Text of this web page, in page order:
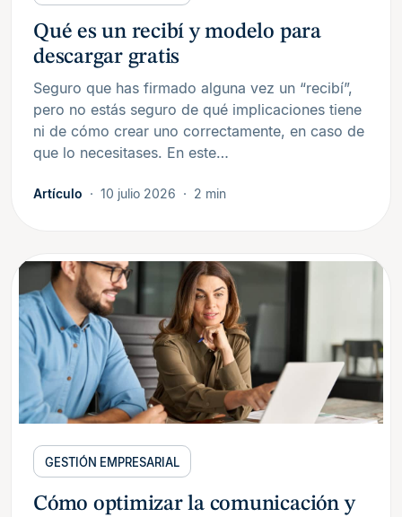
Qué es un recibí y modelo para
descargar gratis
Seguro que has firmado alguna vez un “recibí”,
pero no estás seguro de qué implicaciones tiene
ni de cómo crear uno correctamente, en caso de
que lo necesitases. En este…
Artículo 10 julio 2026 2 min
GESTIÓN EMPRESARIAL
Cómo optimizar la comunicación y